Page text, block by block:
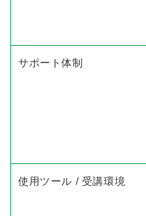
サポート体制
使用ツール / 受講環境